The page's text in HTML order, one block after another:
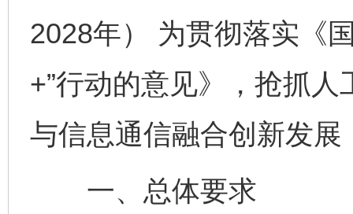
2028年） 为贯彻落实《
+”行动的意见》，抢抓
与信息通信融合创新发
一、总体要求